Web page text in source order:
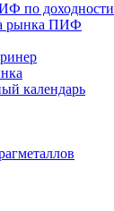
по доходности
рынка ПИФ
календарь